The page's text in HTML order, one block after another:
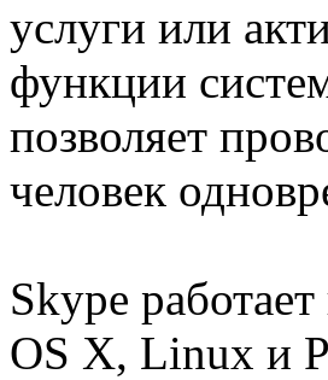
услуги или
функции
позволяет
человек
Skype
OS X, Linux и